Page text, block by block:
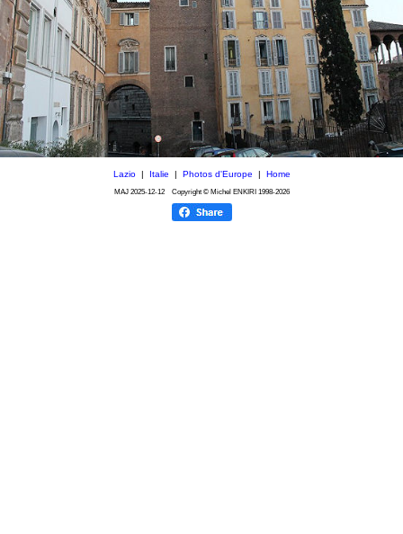
Lazio| Italie | Photos d'Europe | Home
MAJ 2025-12-12Copyright © Michel ENKIRI 1998-2026